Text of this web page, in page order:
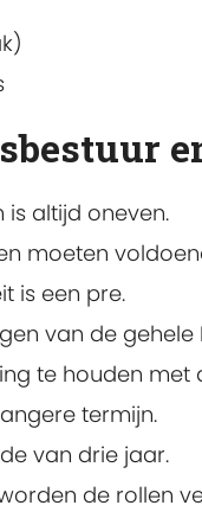
altijd oneven.
moeten
is een pre.
van de
te houden
termijn.
van drie jaar.
de rollen